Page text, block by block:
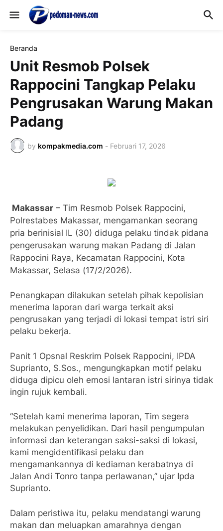
Beranda
Unit Resmob Polsek
Rappocini Tangkap Pelaku
Pengrusakan Warung Makan
Padang
by kompakmedia.com - Februari 17, 2026
Makassar – Tim Resmob Polsek Rappocini,
Polrestabes Makassar, mengamankan seorang
pria berinisial IL (30) diduga pelaku tindak pidana
pengerusakan warung makan Padang di Jalan
Rappocini Raya, Kecamatan Rappocini, Kota
Makassar, Selasa (17/2/2026).
Penangkapan dilakukan setelah pihak kepolisian
menerima laporan dari warga terkait aksi
pengrusakan yang terjadi di lokasi tempat istri siri
pelaku bekerja.
Panit 1 Opsnal Reskrim Polsek Rappocini, IPDA
Suprianto, S.Sos., mengungkapkan motif pelaku
diduga dipicu oleh emosi lantaran istri sirinya tidak
ingin rujuk kembali.
“Setelah kami menerima laporan, Tim segera
melakukan penyelidikan. Dari hasil pengumpulan
informasi dan keterangan saksi-saksi di lokasi,
kami mengidentifikasi pelaku dan
mengamankannya di kediaman kerabatnya di
Jalan Andi Tonro tanpa perlawanan,” ujar Ipda
Suprianto.
Dalam peristiwa itu, pelaku mendatangi warung
makan dan meluapkan amarahnya dengan